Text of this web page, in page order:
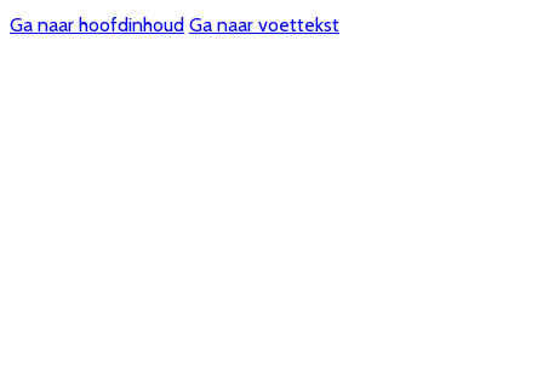
Ga naar hoofdinhoud Ga naar voettekst